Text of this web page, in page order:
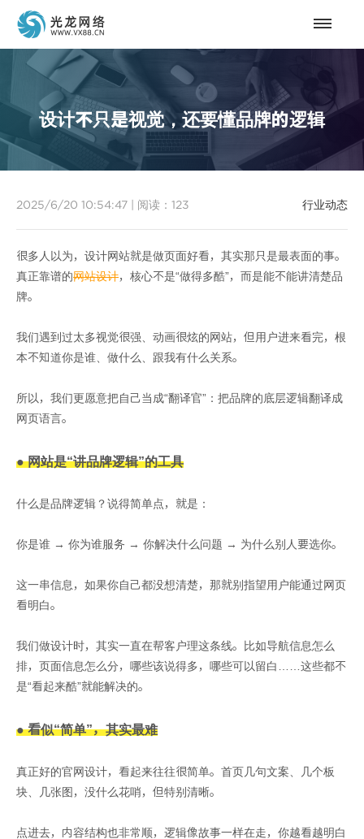
设计不只是视觉，还要懂品牌的逻辑
行业动态
2025/6/20 10:54:47 阅读： 123
很多人以为，设计网站就是做页面好看，其实那只是最表面的事。
真正靠谱的网站设计，核心不是“做得多酷”，而是能不能讲清楚品
牌。
我们遇到过太多视觉很强、动画很炫的网站，但用户进来看完，根
本不知道你是谁、做什么、跟我有什么关系。
所以，我们更愿意把自己当成“翻译官”：把品牌的底层逻辑翻译成
网页语言。
● 网站是“讲品牌逻辑”的工具
什么是品牌逻辑？说得简单点，就是：
你是谁 → 你为谁服务 → 你解决什么问题 → 为什么别人要选你。
这一串信息，如果你自己都没想清楚，那就别指望用户能通过网页
看明白。
我们做设计时，其实一直在帮客户理这条线。比如导航信息怎么
排，页面信息怎么分，哪些该说得多，哪些可以留白……这些都不
是“看起来酷”就能解决的。
● 看似“简单”，其实最难
真正好的官网设计，看起来往往很简单。首页几句文案、几个板
块、几张图，没什么花哨，但特别清晰。
点进去，内容结构也非常顺，逻辑像故事一样在走，你越看越明白